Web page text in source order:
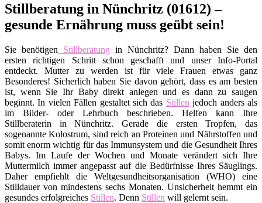
Stillberatung in Nünchritz (01612) –
gesunde Ernährung muss geübt sein!
Sie benötigen Stillberatung in Nünchritz? Dann haben Sie den
ersten richtigen Schritt schon geschafft und unser Info-Portal
entdeckt. Mutter zu werden ist für viele Frauen etwas ganz
Besonderes! Sicherlich haben Sie davon gehört, dass es am besten
ist, wenn Sie Ihr Baby direkt anlegen und es dann zu saugen
beginnt. In vielen Fällen gestaltet sich das Stillen jedoch anders als
im Bilder- oder Lehrbuch beschrieben. Helfen kann Ihre
Stillberaterin in Nünchritz. Gerade die ersten Tropfen, das
sogenannte Kolostrum, sind reich an Proteinen und Nährstoffen und
somit enorm wichtig für das Immunsystem und die Gesundheit Ihres
Babys. Im Laufe der Wochen und Monate verändert sich Ihre
Muttermilch immer angepasst auf die Bedürfnisse Ihres Säuglings.
Daher empfiehlt die Weltgesundheitsorganisation (WHO) eine
Stilldauer von mindestens sechs Monaten. Unsicherheit hemmt ein
gesundes erfolgreiches Stillen. Denn Stillen will gelernt sein.